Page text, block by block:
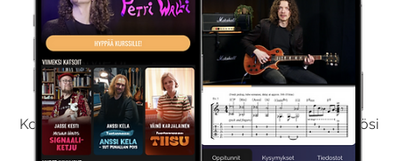
Kokeile Ilmaiseksi
Kokeilemalla ilmaiseksi saat koko sisältömme käyttöösi
viikon ajaksi.